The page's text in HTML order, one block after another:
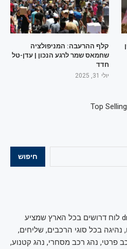
חיפוש
דרושים נהגים – drussimjobbs לוח דרושים בכל הארץ שמציע
בכל סוגי הרכבים, שליחים,
פרטי, נהג רכב מסחרי, נהג קטנוע,
קלף ההרעבה: המניפולציה
שחמאס שמר לרגע הנכון | עדן-טל
חדד
יולי 31, 2025